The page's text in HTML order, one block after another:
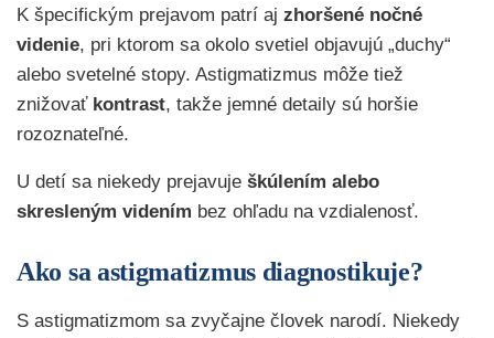
K špecifickým prejavom patrí aj zhoršené nočné
videnie, pri ktorom sa okolo svetiel objavujú „duchy“
alebo svetelné stopy. Astigmatizmus môže tiež
znižovať kontrast, takže jemné detaily sú horšie
rozoznateľné.
U detí sa niekedy prejavuje škúlením alebo
skresleným videním bez ohľadu na vzdialenosť.
Ako sa astigmatizmus diagnostikuje?
S astigmatizmom sa zvyčajne človek narodí. Niekedy